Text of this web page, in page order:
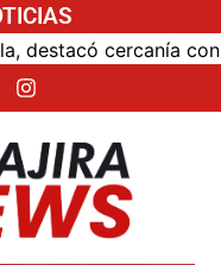
cercanía con el